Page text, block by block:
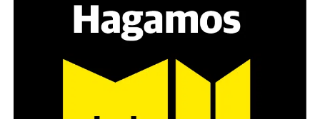
es a través del interrogante, que puedan encarnar la
pregunta», comparte Gonzalo, de 41 años.